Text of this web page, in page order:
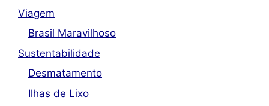
Viagem
Brasil Maravilhoso
Sustentabilidade
Desmatamento
Ilhas de Lixo